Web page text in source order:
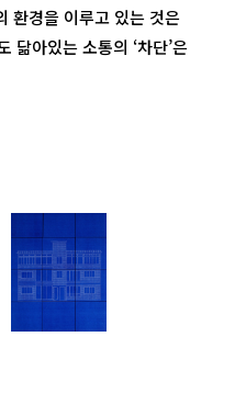
환경을 이루고 있는 것은
닮아있는 소통의 ‘차단’은